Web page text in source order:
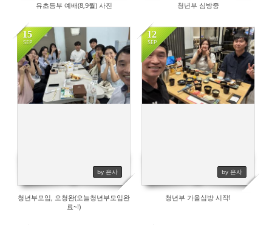
유초등부 예배(8,9월) 사진 청년부 심방중
15
SEP
by 은사
664
청년부모임, 오청완(오늘청년부모임완
료~!)
12
SEP
by 은사
565
청년부 가을심방 시작!